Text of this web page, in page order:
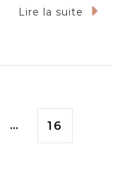
Lire la suite
… Page
16